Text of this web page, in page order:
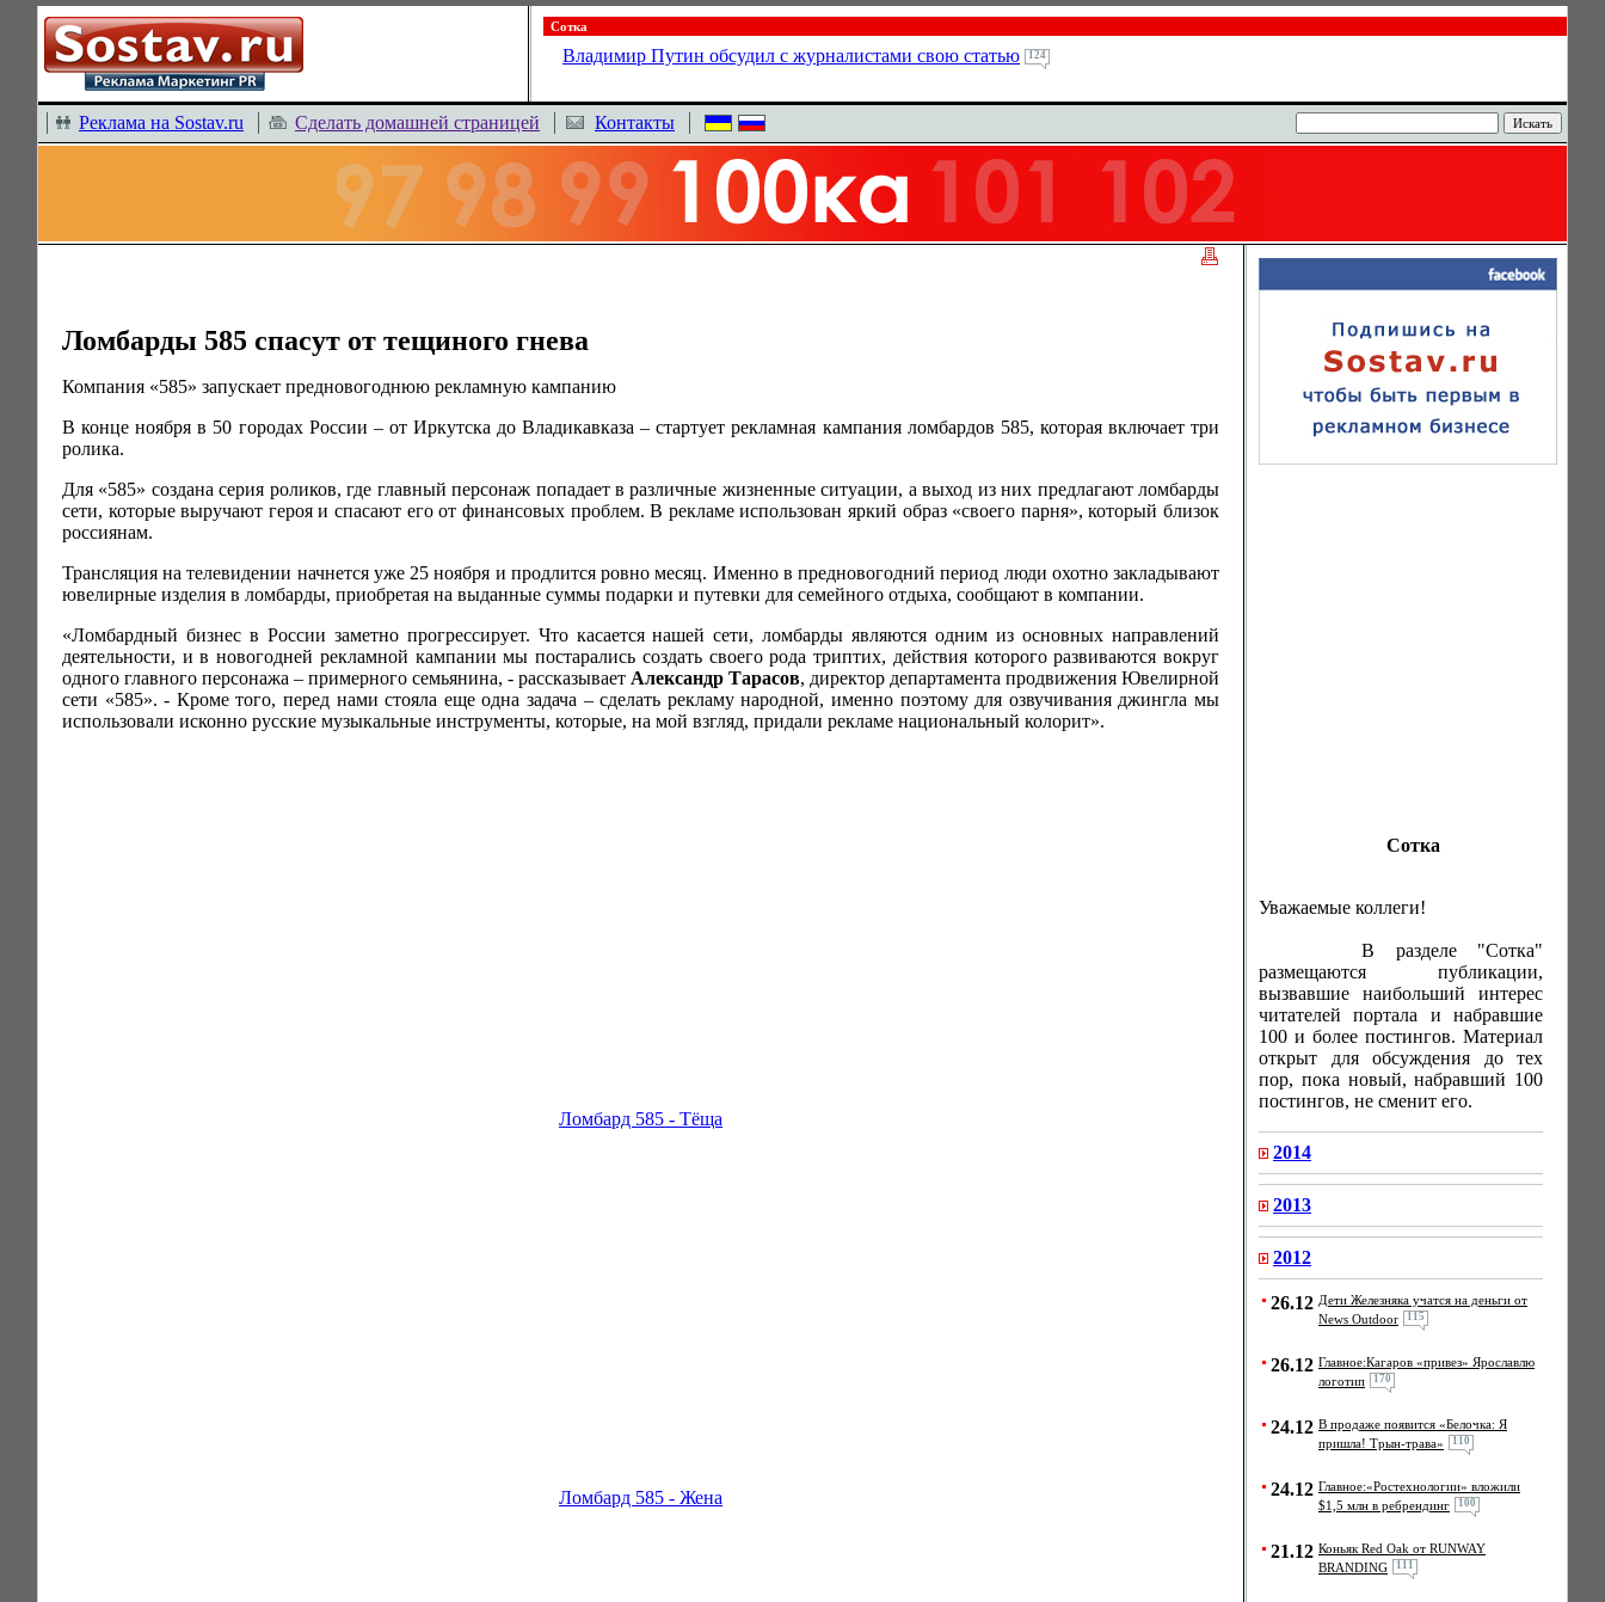
Сотка
Владимир Путин обсудил с журналистами свою статью 124
Реклама на Sostav.ru Сделать домашней страницей Контакты
Ломбарды 585 спасут от тещиного гнева
Компания «585» запускает предновогоднюю рекламную кампанию
В конце ноября в 50 городах России – от Иркутска до Владикавказа – стартует рекламная кампания ломбардов 585, которая включает три
ролика.
Для «585» создана серия роликов, где главный персонаж попадает в различные жизненные ситуации, а выход из них предлагают ломбарды
сети, которые выручают героя и спасают его от финансовых проблем. В рекламе использован яркий образ «своего парня», который близок
россиянам.
Трансляция на телевидении начнется уже 25 ноября и продлится ровно месяц. Именно в предновогодний период люди охотно закладывают
ювелирные изделия в ломбарды, приобретая на выданные суммы подарки и путевки для семейного отдыха, сообщают в компании.
«Ломбардный бизнес в России заметно прогрессирует. Что касается нашей сети, ломбарды являются одним из основных направлений
деятельности, и в новогодней рекламной кампании мы постарались создать своего рода триптих, действия которого развиваются вокруг
одного главного персонажа – примерного семьянина, - рассказывает Александр Тарасов, директор департамента продвижения Ювелирной
сети «585». - Кроме того, перед нами стояла еще одна задача – сделать рекламу народной, именно поэтому для озвучивания джингла мы
использовали исконно русские музыкальные инструменты, которые, на мой взгляд, придали рекламе национальный колорит».
Ломбард 585 - Тёща
Ломбард 585 - Жена
Сотка
Уважаемые коллеги!
В разделе "Сотка"
размещаются публикации,
вызвавшие наибольший интерес
читателей портала и набравшие
100 и более постингов. Материал
открыт для обсуждения до тех
пор, пока новый, набравший 100
постингов, не сменит его.
2014
2013
2012
26.12 Дети Железняка учатся на деньги от
News Outdoor
115
26.12 Главное:Кагаров «привез» Ярославлю
логотип
170
24.12 В продаже появится «Белочка: Я
пришла! Трын-трава»
110
24.12 Главное:«Ростехнологии» вложили
$1,5 млн в ребрендинг
100
21.12 Коньяк Red Oak от RUNWAY
BRANDING
111